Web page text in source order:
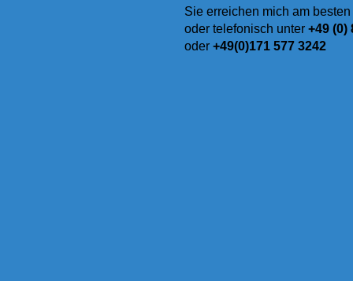
Sie erreichen mich am
oder telefonisch unter +49 (0)
oder +49(0)171 577 3242